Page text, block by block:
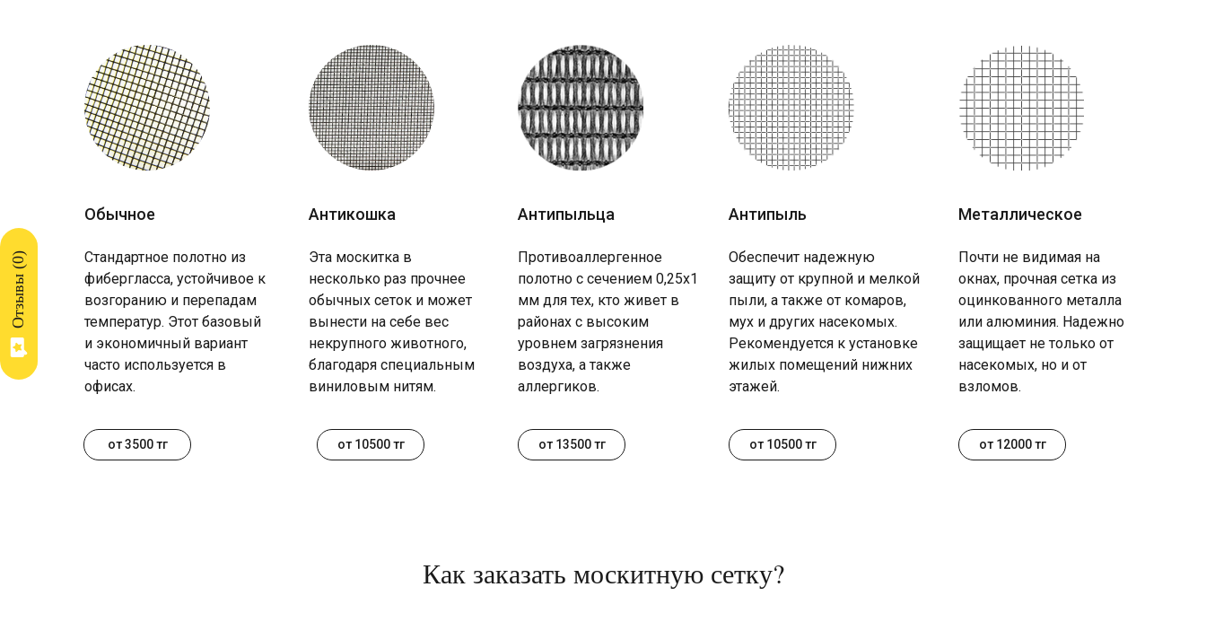
Обычное Антикошка Антипыльца Антипыль
Стандартное полотно из
фибергласса, устойчивое к
возгоранию и перепадам
температур. Этот базовый
и экономичный вариант
часто используется в
офисах.
Эта москитка в
несколько раз прочнее
обычных сеток и может
вынести на себе вес
некрупного животного,
благодаря специальным
виниловым нитям.
Противоаллергенное
полотно с сечением 0,25х1
мм для тех, кто живет в
районах с высоким
уровнем загрязнения
воздуха, а также
аллергиков.
Обеспечит надежную
защиту от крупной и мелкой
пыли, а также от комаров,
мух и других насекомых.
Рекомендуется к установке
жилых помещений нижних
этажей.
Металлическое
Почти не видимая на
окнах, прочная сетка из
оцинкованного металла
или алюминия. Надежно
защищает не только от
насекомых, но и от
взломов.
от 3500 тг от 10500 тг от 13500 тг от 10500 тг от 12000 тг
Как заказать москитную сетку?
Отзывы (
0
)